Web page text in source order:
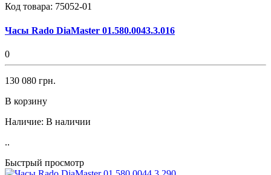
Код товара: 75052-01
Часы Rado DiaMaster 01.580.0043.3.016
0
130 080 грн.
В корзину
Наличие: В наличии
..
Быстрый просмотр